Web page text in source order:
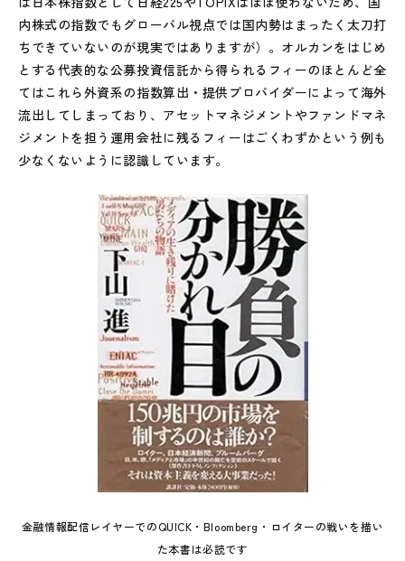
内株式の指数でもグローバル視点では国内勢はまったく太刀打
ちできていないのが現実ではありますが）。オルカンをはじめ
とする代表的な公募投資信託から得られるフィーのほとんど全
てはこれら外資系の指数算出・提供プロバイダーによって海外
流出してしまっており、アセットマネジメントやファンドマネ
ジメントを担う運用会社に残るフィーはごくわずかという例も
少なくないように認識しています。
金融情報配信レイヤーでのQUICK・Bloomberg・ロイターの戦いを描い
た本書は必読です